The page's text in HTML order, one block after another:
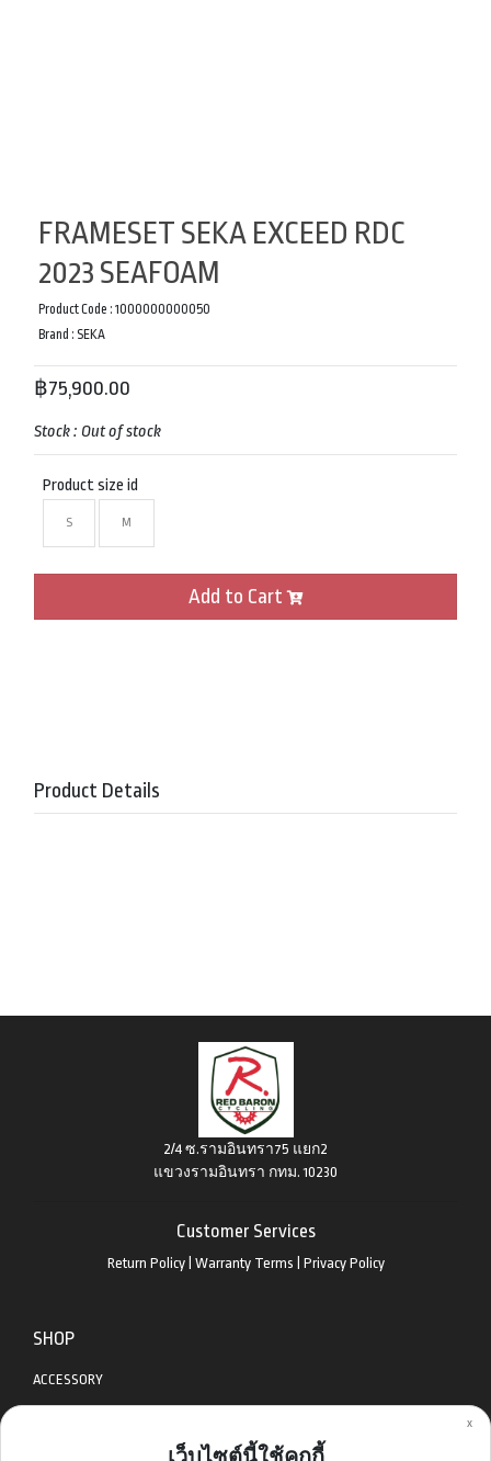
x
FRAMESET SEKA EXCEED RDC
2023 SEAFOAM
Product Code : 1000000000050
Brand : SEKA
฿75,900.00
Stock : Out of stock
Product size id
S M
Add to Cart
Product Details
2/4 ซ.รามอินทรา75 แยก2
แขวงรามอินทรา กทม. 10230
Customer Services
Return Policy| Warranty Terms Privacy Policy
SHOP
ACCESSORY